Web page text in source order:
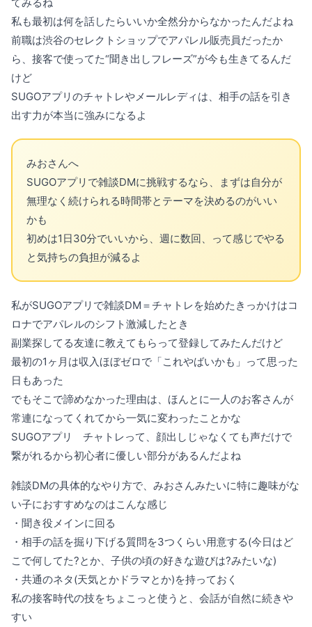
私も最初は何を話したらいいか全然分からなかったんだよね
前職は渋谷のセレクトショップでアパレル販売員だったか
ら、接客で使ってた“聞き出しフレーズ”が今も生きてるんだ
けど
SUGOアプリのチャトレやメールレディは、相手の話を引き
出す力が本当に強みになるよ
みおさんへ
SUGOアプリで雑談DMに挑戦するなら、まずは自分が
無理なく続けられる時間帯とテーマを決めるのがいい
かも
初めは1日30分でいいから、週に数回、って感じでやる
と気持ちの負担が減るよ
私がSUGOアプリで雑談DM＝チャトレを始めたきっかけはコ
ロナでアパレルのシフト激減したとき
副業探してる友達に教えてもらって登録してみたんだけど
最初の1ヶ月は収入ほぼゼロで「これやばいかも」って思った
日もあった
でもそこで諦めなかった理由は、ほんとに一人のお客さんが
常連になってくれてから一気に変わったことかな
SUGOアプリ チャトレって、顔出しじゃなくても声だけで
繋がれるから初心者に優しい部分があるんだよね
雑談DMの具体的なやり方で、みおさんみたいに特に趣味がな
い子におすすめなのはこんな感じ
・聞き役メインに回る
・相手の話を掘り下げる質問を3つくらい用意する(今日はど
こで何してた?とか、子供の頃の好きな遊びは?みたいな)
・共通のネタ(天気とかドラマとか)を持っておく
私の接客時代の技をちょこっと使うと、会話が自然に続きや
すい